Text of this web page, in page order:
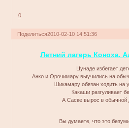
0
Поделиться2010-02-10 14:51:36
Летний лагерь Коноха.
Цунаде избегает
Анко и Орочимару выучились на
Шикамару обязан ходить на
Какаши разгуливает
А Саске вырос в обычной
Вы думаете, что это